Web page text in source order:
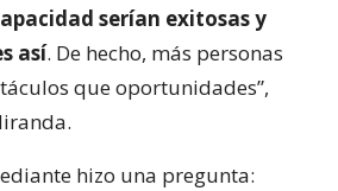
serían exitosas y
así. De hecho, más personas
que oportunidades”,
hizo una pregunta: